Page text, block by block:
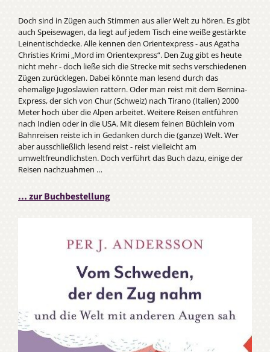
Doch sind in Zügen auch Stimmen aus aller Welt zu hören. Es gibt
auch Speisewagen, da liegt auf jedem Tisch eine weiße gestärkte
Leinentischdecke. Alle kennen den Orientexpress - aus Agatha
Christies Krimi „Mord im Orientexpress“. Den Zug gibt es heute
nicht mehr - doch ließe sich die Strecke mit sechs verschiedenen
Zügen zurücklegen. Dabei könnte man lesend durch das
ehemalige Jugoslawien rattern. Oder man reist mit dem Bernina-
Express, der sich von Chur (Schweiz) nach Tirano (Italien) 2000
Meter hoch über die Alpen arbeitet. Weitere Reisen entführen
nach Indien oder in die USA. Mit diesem feinen Büchlein vom
Bahnreisen reiste ich in Gedanken durch die (ganze) Welt. Wer
aber ausschließlich lesend reist - reist vielleicht am
umweltfreundlichsten. Doch verführt das Buch dazu, einige der
Reisen nachzuahmen …
... zur Buchbestellung